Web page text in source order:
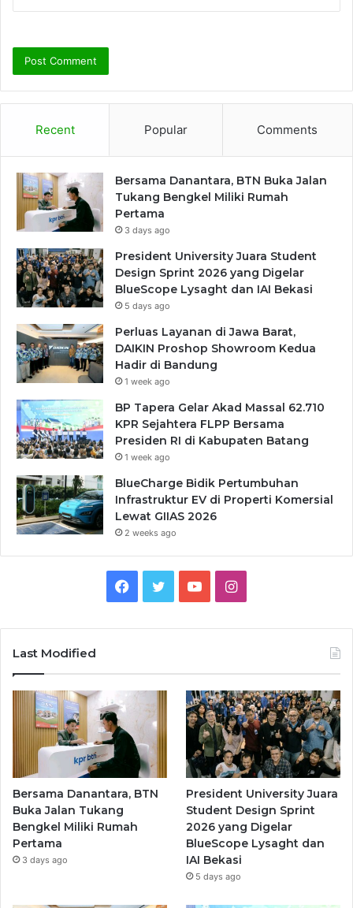
Recent Popular Comments
Bersama Danantara, BTN Buka Jalan
Tukang Bengkel Miliki Rumah
Pertama
3 days ago
President University Juara Student
Design Sprint 2026 yang Digelar
BlueScope Lysaght dan IAI Bekasi
5 days ago
Perluas Layanan di Jawa Barat,
DAIKIN Proshop Showroom Kedua
Hadir di Bandung
1 week ago
BP Tapera Gelar Akad Massal 62.710
KPR Sejahtera FLPP Bersama
Presiden RI di Kabupaten Batang
1 week ago
BlueCharge Bidik Pertumbuhan
Infrastruktur EV di Properti Komersial
Lewat GIIAS 2026
2 weeks ago
Facebook
TwitterYouTubeInstagram
Last Modified
Bersama Danantara, BTN
Buka Jalan Tukang
Bengkel Miliki Rumah
Pertama
3 days ago
President University Juara
Student Design Sprint
2026 yang Digelar
BlueScope Lysaght dan
IAI Bekasi
5 days ago